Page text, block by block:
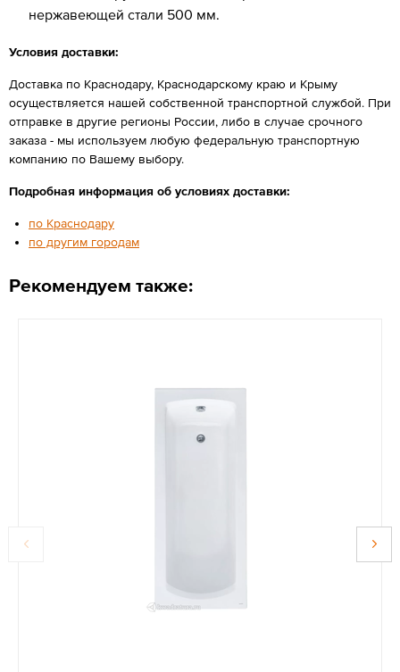
нержавеющей стали 500 мм.
Условия доставки:
Доставка по Краснодару, Краснодарскому краю и Крыму
осуществляется нашей собственной транспортной службой. При
отправке в другие регионы России, либо в случае срочного
заказа - мы используем любую федеральную транспортную
компанию по Вашему выбору.
Подробная информация об условиях доставки:
по Краснодару
по другим городам
Рекомендуем также: